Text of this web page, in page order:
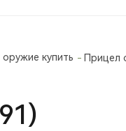
купить Прицел